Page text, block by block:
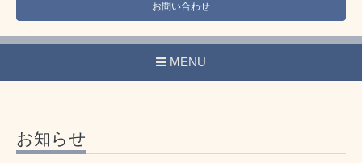
お問い合わせ
MENU
お知らせ